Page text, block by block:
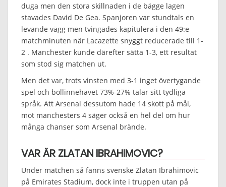
duga men den stora skillnaden i de bägge lagen
stavades David De Gea. Spanjoren var stundtals en
levande vägg men tvingades kapitulera i den 49:e
matchminuten när Lacazette snyggt reducerade till 1-
2 . Manchester kunde därefter sätta 1-3, ett resultat
som stod sig matchen ut.
Men det var, trots vinsten med 3-1 inget övertygande
spel och bollinnehavet 73%-27% talar sitt tydliga
språk. Att Arsenal dessutom hade 14 skott på mål,
mot manchesters 4 säger också en hel del om hur
många chanser som Arsenal brände.
VAR ÄR ZLATAN IBRAHIMOVIC?
Under matchen så fanns svenske Zlatan Ibrahimovic
på Emirates Stadium, dock inte i truppen utan på